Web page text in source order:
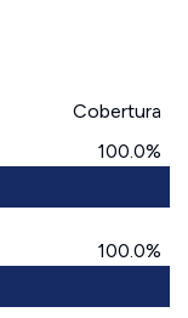
Cobertura
100.0%
100.0%